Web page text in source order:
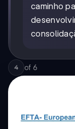
caminho
4 of 6